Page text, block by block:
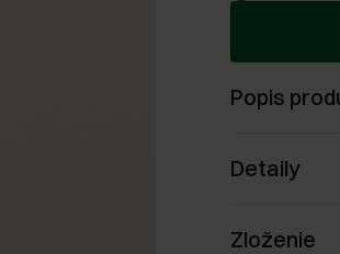
Popis
Detaily
Zloženie